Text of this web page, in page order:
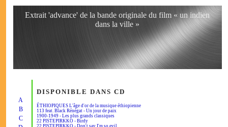
Extrait 'advance' de la bande originale du film « un indien
dans la ville »
A
B
C
DISPONIBLE DANS CD
ÉTHIOPIQUES L'âge d'or de la musique éthiopienne
113 feat. Black Rénégat - Un jour de paix
1900-1949 - Les plus grands classiques
22 PISTEPIRKKO - Birdy
22 PISTEPIRKKO - Don't say I'm so evil